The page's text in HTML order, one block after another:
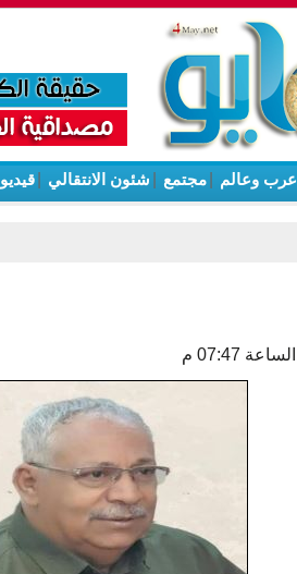
عرب وعالم مجتمع شئون الانتقالي